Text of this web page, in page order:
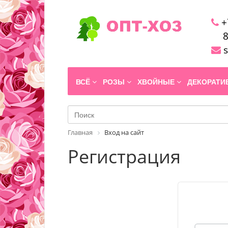
ВСЁ РОЗЫ ХВОЙНЫЕ
Главная Вход на сайт
Регистрация